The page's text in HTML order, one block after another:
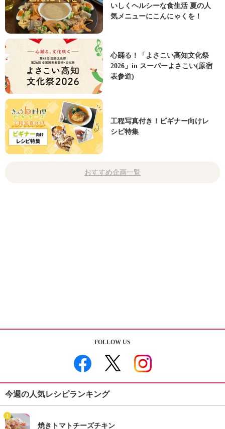
いしくヘルシーな食生活 夏の人
気メニューにこんにゃくを！
心踊る！「よさこい高知文化祭
2026」in スーパーよさこい(原宿
表参道)
工程写真付き！ビギナー向けレ
シピ特集
おすすめ企画一覧
FOLLOW US
今週の人気レシピランキング
1
焼きトマトチーズチキン